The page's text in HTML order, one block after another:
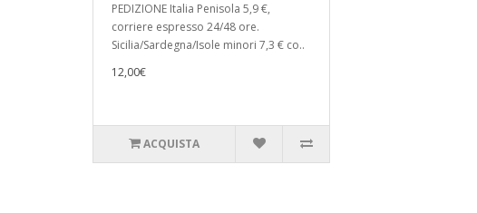
PEDIZIONE Italia Penisola 5,9 €,
corriere espresso 24/48 ore.
Sicilia/Sardegna/Isole minori 7,3 € co..
12,00€
ACQUISTA